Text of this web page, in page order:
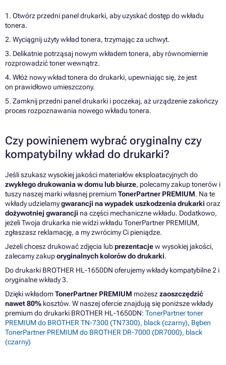
1. Otwórz przedni panel drukarki, aby uzyskać dostęp do wkładu
tonera.
2. Wyciągnij użyty wkład tonera, trzymając za uchwyt.
3. Delikatnie potrząsaj nowym wkładem tonera, aby równomiernie
rozprowadzić toner wewnątrz.
4. Włóż nowy wkład tonera do drukarki, upewniając się, że jest
on prawidłowo umieszczony.
5. Zamknij przedni panel drukarki i poczekaj, aż urządzenie zakończy
proces rozpoznawania nowego wkładu tonera.
Czy powinienem wybrać oryginalny czy
kompatybilny wkład do drukarki?
Jeśli szukasz wysokiej jakości materiałów eksploatacyjnych do
zwykłego drukowania w domu lub biurze, polecamy zakup tonerów i
tuszy naszej marki własnej premiumTonerPartner PREMIUM. Na te
wkłady udzielamygwarancji na wypadek uszkodzenia drukarki oraz
dożywotniej gwarancji na części mechaniczne wkładu. Dodatkowo,
jeżeli Twoja drukarka nie widzi wkładu TonerPartner PREMIUM,
zgłaszasz reklamację, a my zwrócimy Ci pieniądze.
Jeżeli chcesz drukować zdjęcia lubprezentacjew wysokiej jakości,
zalecamy zakuporyginalnych kolorów do drukarki.
Do drukarki BROTHER HL-1650DN oferujemy wkłady kompatybilne 2 i
oryginalne wkłady 3.
Dzięki wkładomTonerPartner PREMIUM możeszzaoszczędzić
nawet 80% kosztów. W naszej ofercie znajdują się poniższe wkłady
premium do drukarki BROTHER HL-1650DN: TonerPartner toner
PREMIUM do BROTHER TN-7300 (TN7300), black (czarny), Bęben
TonerPartner PREMIUM do BROTHER DR-7000 (DR7000), black
(czarny)